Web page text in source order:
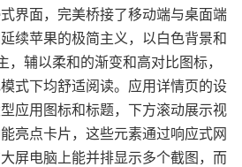
界面，完美桥接了移动端与桌面端
续苹果的极简主义，以白色背景和
辅以柔和的渐变和高对比图标，
式下均舒适阅读。应用详情页的设
应用图标和标题，下方滚动展示视
亮点卡片，这些元素通过响应式网
屏电脑上能并排显示多个截图，而